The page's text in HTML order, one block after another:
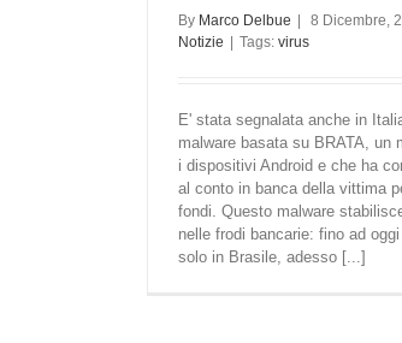
By Marco Delbue 8 Dicembre,
Notizie
Tags: virus
E' stata segnalata anche in
malware basata su BRATA, un
i dispositivi Android e che ha
al conto in banca della vittima
fondi. Questo malware
nelle frodi bancarie: fino ad
solo in Brasile, adesso [...]